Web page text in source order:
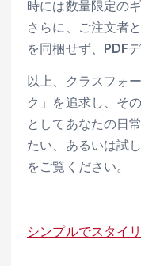
時には数量限定の
さらに、ご注文者
を同梱せず、PDF
以上、クラスフォ
ク」を追求し、そ
としてあなたの日
たい、あるいは試
をご覧ください。
シンプルでスタイ